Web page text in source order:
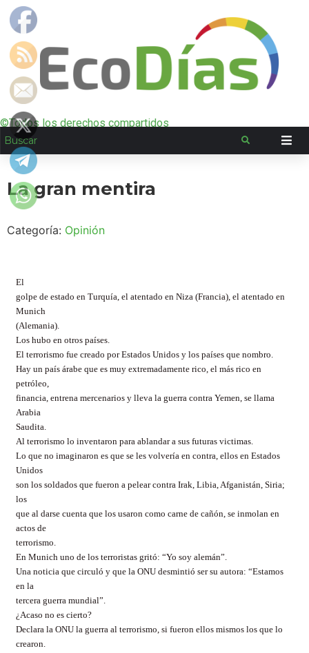
©Todos los derechos compartidos
La gran mentira
Categoría: Opinión
El
golpe de estado en Turquía, el atentado en Niza (Francia), el atentado en
Munich
(Alemania).
Los hubo en otros países.
El terrorismo fue creado por Estados Unidos y los países que nombro.
Hay un país árabe que es muy extremadamente rico, el más rico en
petróleo,
financia, entrena mercenarios y lleva la guerra contra Yemen, se llama
Arabia
Saudita.
Al terrorismo lo inventaron para ablandar a sus futuras victimas.
Lo que no imaginaron es que se les volvería en contra, ellos en Estados
Unidos
son los soldados que fueron a pelear contra Irak, Libia, Afganistán, Siria;
los
que al darse cuenta que los usaron como carne de cañón, se inmolan en
actos de
terrorismo.
En Munich uno de los terroristas gritó: “Yo soy alemán”.
Una noticia que circuló y que la ONU desmintió ser su autora: “Estamos
en la
tercera guerra mundial”.
¿Acaso no es cierto?
Declara la ONU la guerra al terrorismo, si fueron ellos mismos los que lo
crearon.